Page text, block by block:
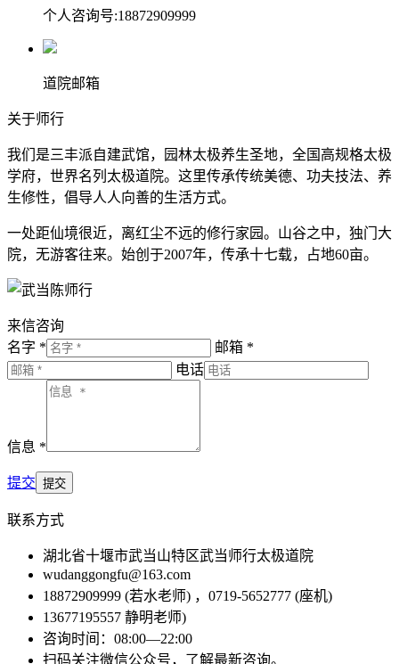
个人咨询号:18872909999
道院邮箱
关于师行
我们是三丰派自建武馆，园林太极养生圣地，全国高规格太极
学府，世界名列太极道院。这里传承传统美德、功夫技法、养
生修性，倡导人人向善的生活方式。
一处距仙境很近，离红尘不远的修行家园。山谷之中，独门大
院，无游客往来。始创于2007年，传承十七载，占地60亩。
来信咨询
名字 *
邮箱 *
电话
信息 *
提交
联系方式
湖北省十堰市武当山特区武当师行太极道院
wudanggongfu@163.com
18872909999 (若水老师) ，0719-5652777 (座机)
13677195557 静明老师)
咨询时间：08:00—22:00
扫码关注微信公众号，了解最新咨询。